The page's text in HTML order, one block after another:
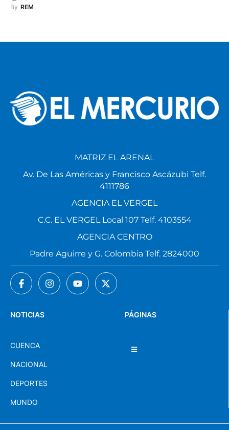
By REM
PÁGINAS
NOTICIAS
CUENCA
NACIONAL
DEPORTES
MUNDO
MATRIZ EL ARENAL
Av. De Las Américas y Francisco Ascázubi Telf.
4111786
AGENCIA EL VERGEL
C.C. EL VERGEL Local 107 Telf. 4103554
AGENCIA CENTRO
Padre Aguirre y G. Colombia Telf. 2824000